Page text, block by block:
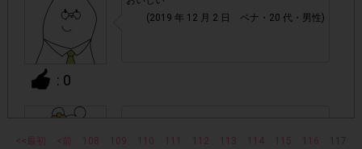
指定購入数)以外
でのご参加
・ECサイトやネットスーパーでのご購入
・他のサイトでの参加を含めて、1つのアンケートに対して
: 0
(2019 年 12 月 2 日 ペナ・20 代・男性)
(2019 年 12 月 2 日 ぷーちゃん・40 代・女
<<最初 <前 108 109 110 111 112 113 114 115 116